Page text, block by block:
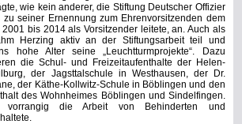
wie kein anderer, die Stiftung Deutscher Offizier
seiner Ernennung zum Ehrenvorsitzenden dem
bis 2014 als Vorsitzender leitete, an. Auch als
Herzing aktiv an der Stiftungsarbeit teil und
hohe Alter seine „Leuchtturmprojekte“. Dazu
die Schul- und Freizeitaufenthalte der Helen-
der Jagsttalschule in Westhausen, der Dr.
der Käthe-Kollwitz-Schule in Böblingen und den
des Wohnheimes Böblingen und Sindelfingen.
vorrangig die Arbeit von Behinderten und